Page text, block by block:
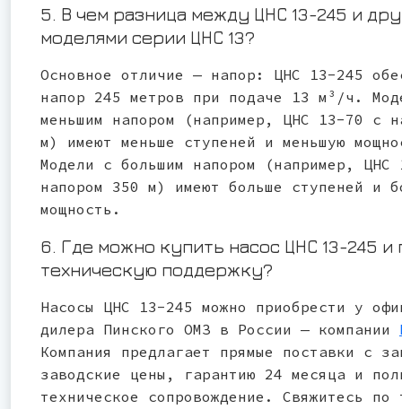
5. В чем разница между ЦНС 13-245 и
моделями серии ЦНС 13?
Основное отличие — напор: ЦНС 13-245
напор 245 метров при подаче 13 м³/ч.
меньшим напором (например, ЦНС 13-70 с
м) имеют меньше ступеней и меньшую
Модели с большим напором (например, ЦНС
напором 350 м) имеют больше ступеней и
мощность.
6. Где можно купить насос ЦНС 13-245 и
техническую поддержку?
Насосы ЦНС 13-245 можно приобрести у
дилера Пинского ОМЗ в России — компании
Компания предлагает прямые поставки с
заводские цены, гарантию 24 месяца и
техническое сопровождение. Свяжитесь по